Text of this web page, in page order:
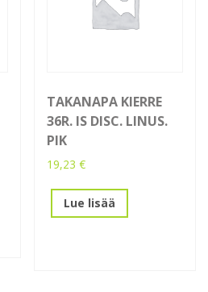
TAKANAPA KIERRE
36R. IS DISC. LINUS.
PIK
19,23€
Lue lisää